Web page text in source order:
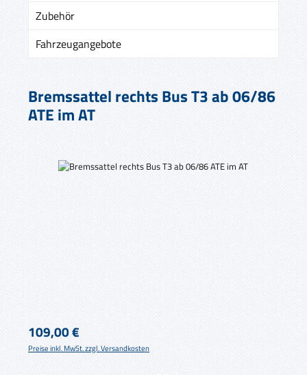
Zubehör
Fahrzeugangebote
Bremssattel rechts Bus T3 ab 06/86
ATE im AT
Bildergalerie überspringen
Regulärer Preis:
109,00 €
Preise inkl. MwSt. zzgl. Versandkosten